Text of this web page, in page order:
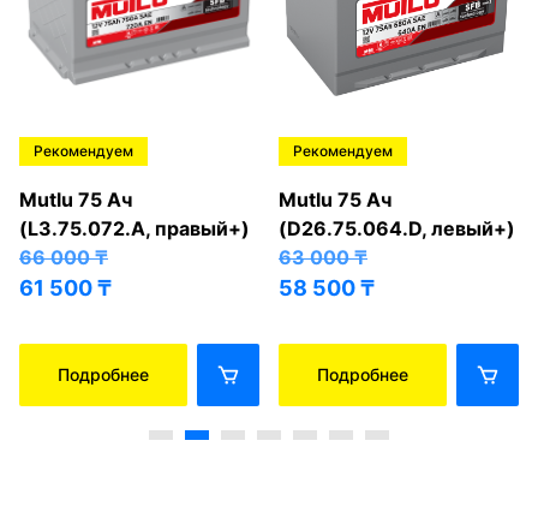
Рекомендуем
Mutlu 75 Ач
(L3.75.072.A, правый+)
66 000₸
61 500₸
Подробнее
Рекомендуем
Mutlu 75 Ач
(D26.75.064.D, левый+)
63 000₸
58 500₸
Подробнее